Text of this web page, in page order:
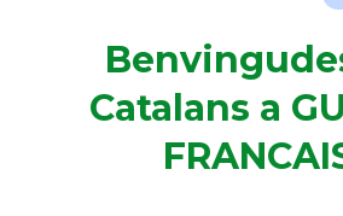
Catalans a